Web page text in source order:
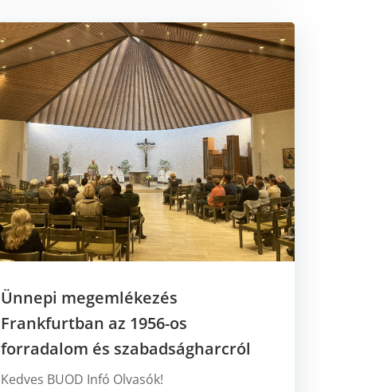
Ünnepi megemlékezés
Frankfurtban az 1956-os
forradalom és szabadságharcról
Kedves BUOD Infó Olvasók!